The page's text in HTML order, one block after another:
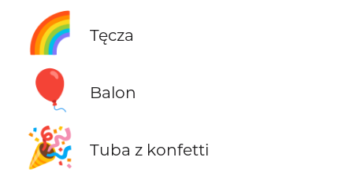
🌈 Tęcza
🎈 Balon
🎉 Tuba z konfetti